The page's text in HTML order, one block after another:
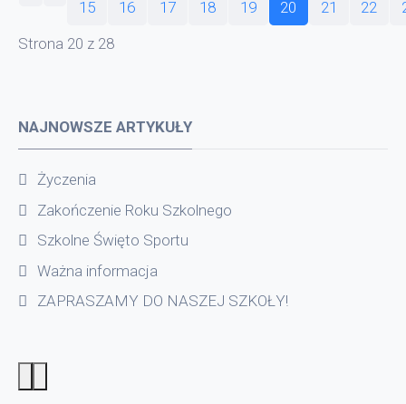
15 16 17 18 19 20 21 22
Strona 20 z 28
NAJNOWSZE ARTYKUŁY
Życzenia
Zakończenie Roku Szkolnego
Szkolne Święto Sportu
Ważna informacja
ZAPRASZAMY DO NASZEJ SZKOŁY!